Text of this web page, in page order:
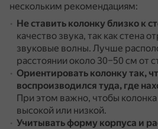
нескольким рекомендациям:
Не ставить колонку близко к
качество звука, так как стена
звуковые волны. Лучше
расстоянии около 30–50 см от
Ориентировать колонку так,
воспроизводился туда, где
При этом важно, чтобы
высокой или низкой.
Учитывать форму корпуса и